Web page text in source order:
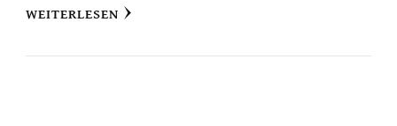
WEITERLESEN